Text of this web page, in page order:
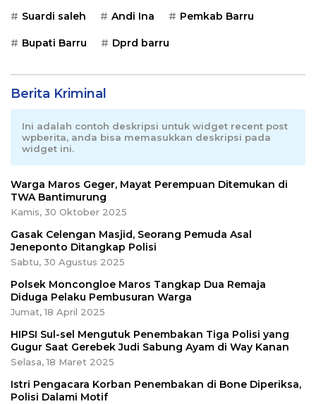
Suardi saleh Andi Ina Pemkab Barru
Bupati Barru Dprd barru
Berita Kriminal
Ini adalah contoh deskripsi untuk widget recent post
wpberita, anda bisa memasukkan deskripsi pada
widget ini.
Warga Maros Geger, Mayat Perempuan Ditemukan di
TWA Bantimurung
Kamis, 30 Oktober 2025
Gasak Celengan Masjid, Seorang Pemuda Asal
Jeneponto Ditangkap Polisi
Sabtu, 30 Agustus 2025
Polsek Moncongloe Maros Tangkap Dua Remaja
Diduga Pelaku Pembusuran Warga
Jumat, 18 April 2025
HIPSI Sul-sel Mengutuk Penembakan Tiga Polisi yang
Gugur Saat Gerebek Judi Sabung Ayam di Way Kanan
Selasa, 18 Maret 2025
Istri Pengacara Korban Penembakan di Bone Diperiksa,
Polisi Dalami Motif